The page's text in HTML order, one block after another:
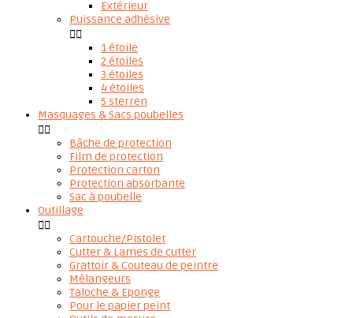
Extérieur
Puissance adhésive

1 étoile
2 étoiles
3 étoiles
4 étoiles
5 sterren
Masquages & Sacs poubelles

Bâche de protection
Film de protection
Protection carton
Protection absorbante
Sac à poubelle
Outillage

Cartouche/Pistolet
Cutter & Lames de cutter
Grattoir & Couteau de peintre
Mélangeurs
Taloche & Eponge
Pour le papier peint